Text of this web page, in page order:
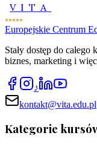
VITA
Europejskie Centrum
Stały dostęp do
biznes, marketing i
♪
kontakt@vita.edu.pl
Kategorie